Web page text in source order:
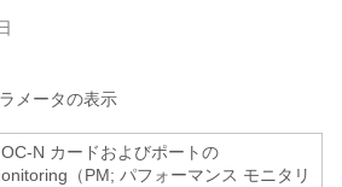
メータの表示
N カードおよびポートの
（PM; パフォーマンス モニタリ